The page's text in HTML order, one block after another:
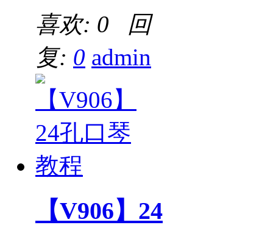
喜欢: 0 回
复: 0 admin
【V906】24